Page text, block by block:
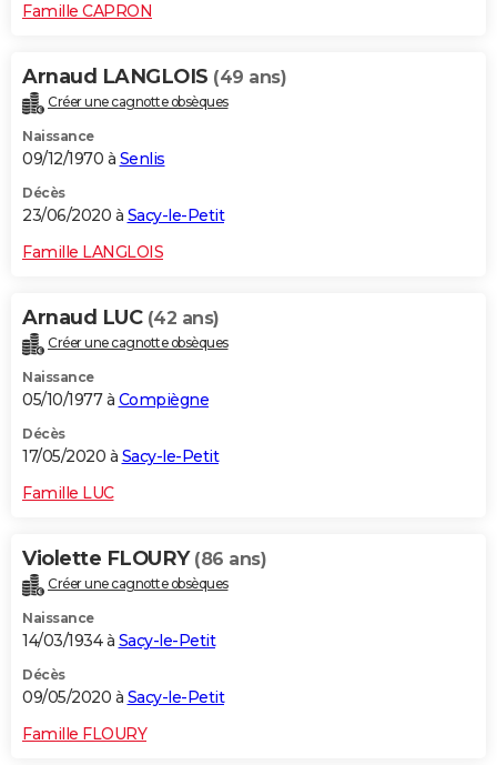
Famille CAPRON
Arnaud LANGLOIS (49 ans)
Créer une cagnotte obsèques
Naissance
09/12/1970 à Senlis
Décès
23/06/2020 à Sacy-le-Petit
Famille LANGLOIS
Arnaud LUC (42 ans)
Créer une cagnotte obsèques
Naissance
05/10/1977 à Compiègne
Décès
17/05/2020 à Sacy-le-Petit
Famille LUC
Violette FLOURY (86 ans)
Créer une cagnotte obsèques
Naissance
14/03/1934 à Sacy-le-Petit
Décès
09/05/2020 à Sacy-le-Petit
Famille FLOURY